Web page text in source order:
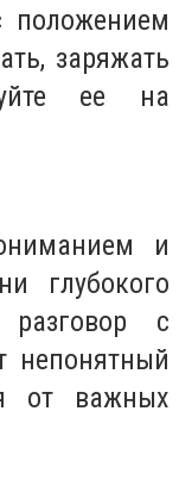
положением
заряжать
ее на
и
глубокого
с
непонятный
от важных